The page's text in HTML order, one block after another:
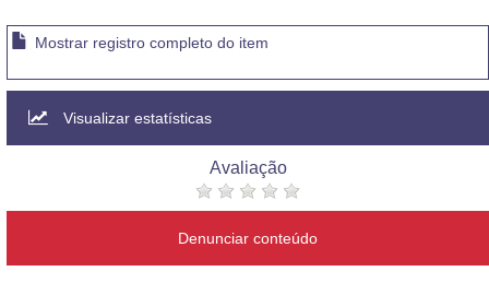
Mostrar registro completo do item
Visualizar estatísticas
Avaliação
Denunciar conteúdo